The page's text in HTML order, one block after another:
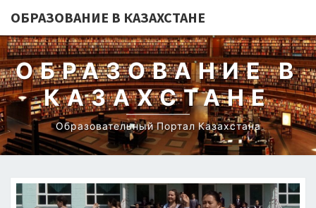
ОБРАЗОВАНИЕ В КАЗАХСТАНЕ
ОБРАЗОВАНИЕ В
КАЗАХСТАНЕ
Образовательный Портал Казахстана